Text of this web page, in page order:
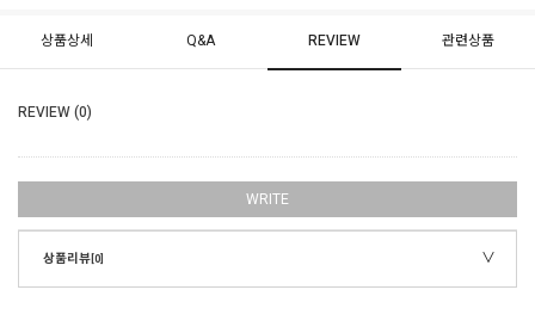
상품상세 Q&A REVIEW 관련상품
REVIEW (0)
WRITE
상품리뷰[0]